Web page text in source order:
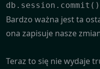
Bardzo ważna jest ta
ona zapisuje nasze
Teraz to się nie wydaje